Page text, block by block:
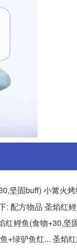
坚固buff) 小篝火
配方物品 圣焰红
鲤鱼(食物+30,坚
绿驴鱼红... 圣焰红